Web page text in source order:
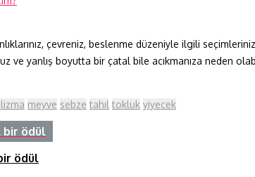
çevreniz, beslenme düzeniyle ilgili
ve yanlış boyutta bir çatal bile acıkmanıza neden
meyve sebze tahıl tokluk yiyecek
bir ödül
ödül